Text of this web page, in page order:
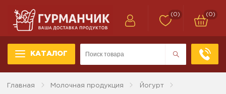
КАТАЛОГ
(0) (0)
Главная Молочная продукция Йогурт